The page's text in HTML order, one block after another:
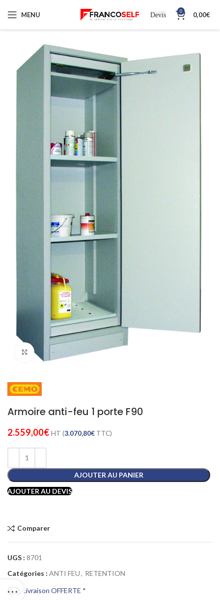
MENU Devis 0 0,00€
Cliquez pour agrandir
Armoire anti-feu 1 porte F90
2.559,00€ HT (3.070,80€ TTC)
AJOUTER AU PANIER
AJOUTER AU DEVIS
Comparer
UGS : 8701
Catégories : ANTI FEU, RETENTION
Livraison OFFERTE *